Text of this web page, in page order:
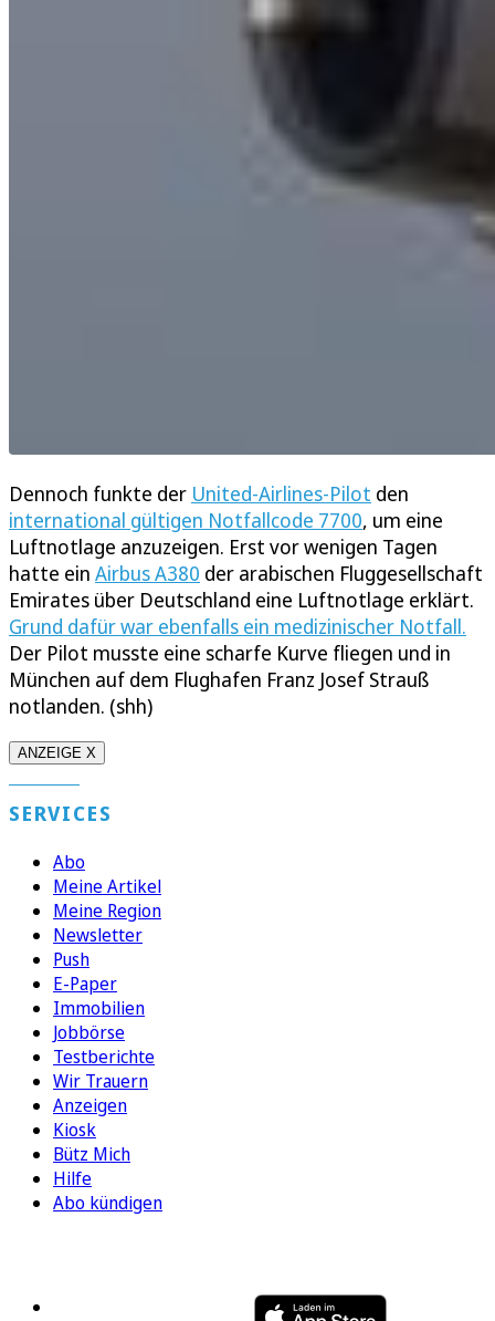
Dennoch funkte der United-Airlines-Pilot den
international gültigen Notfallcode 7700, um eine
Luftnotlage anzuzeigen. Erst vor wenigen Tagen
hatte ein Airbus A380 der arabischen Fluggesellschaft
Emirates über Deutschland eine Luftnotlage erklärt.
Grund dafür war ebenfalls ein medizinischer Notfall.
Der Pilot musste eine scharfe Kurve fliegen und in
München auf dem Flughafen Franz Josef Strauß
notlanden. (shh)
ANZEIGE X
SERVICES
Abo
Meine Artikel
Meine Region
Newsletter
Push
E-Paper
Immobilien
Jobbörse
Testberichte
Wir Trauern
Anzeigen
Kiosk
Bütz Mich
Hilfe
Abo kündigen